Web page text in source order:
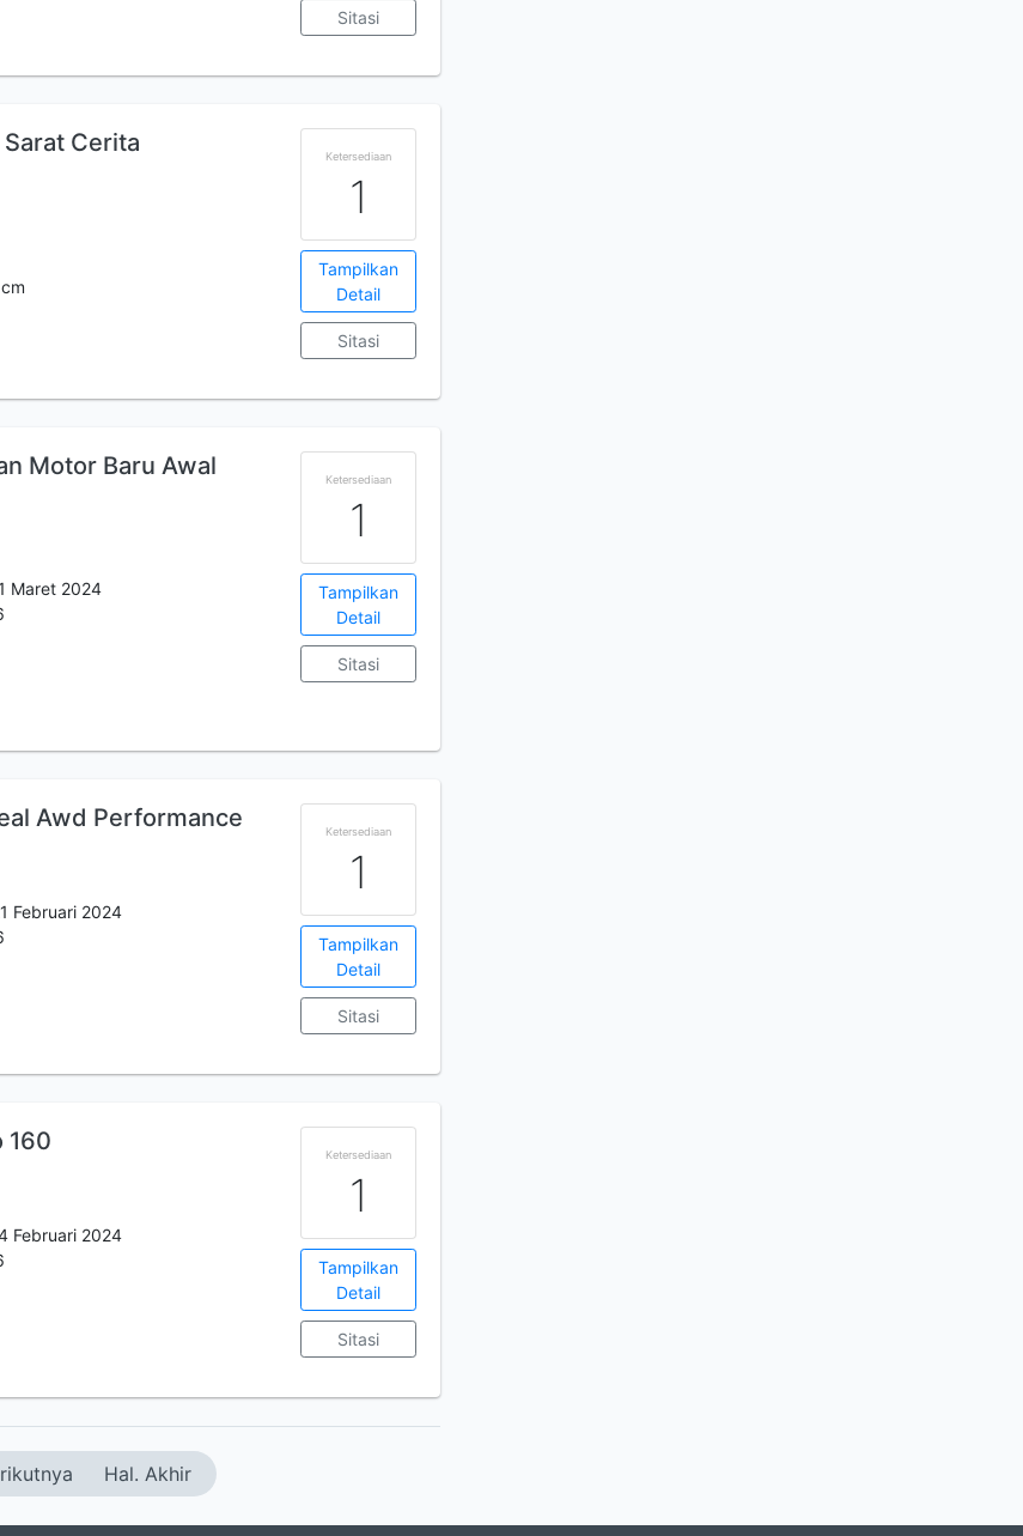
Sitasi
Cerita Ketersediaan
1
Tampilkan
Detail
Sitasi
Motor Baru Awal
Maret 2024
Ketersediaan
1
Tampilkan
Detail
Sitasi
Awd Performance
Februari 2024
Ketersediaan
1
Tampilkan
Detail
Sitasi
160
Februari 2024
Ketersediaan
1
Tampilkan
Detail
Sitasi
Hal. Akhir